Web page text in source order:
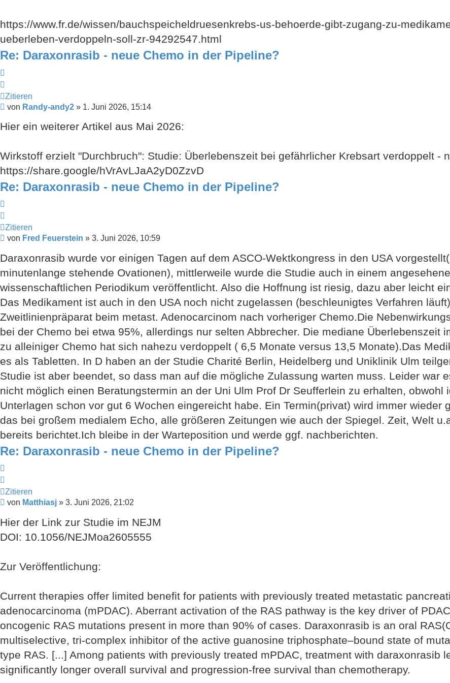
https://www.fr.de/wissen/bauchspeicheldruesenkrebs-us-behoerde-gibt-zugang-zu-
ueberleben-verdoppeln-soll-zr-94292547.html
Re: Daraxonrasib - neue Chemo in der Pipeline?
Zitieren
Beitrag
von Randy-andy2 » 1. Juni 2026, 15:14
Hier ein weiterer Artikel aus Mai 2026:
Wirkstoff erzielt "Durchbruch": Studie: Überlebenszeit bei gefährlicher Krebsart verdoppelt -
https://share.google/hVrAvLJaA2yD0ZzvD
Re: Daraxonrasib - neue Chemo in der Pipeline?
Zitieren
Beitrag
von Fred Feuerstein » 3. Juni 2026, 10:59
Daraxonrasib wurde vor einigen Tagen auf dem ASCO-Wektkongress in den USA vorgestellt(
minutenlange stehende Ovationen), mittlerweile wurde die Studie auch in einem
wissenschaftlichen Periodikum veröffentlicht. Also die Hoffnung ist riesig, dazu aber leicht
Das Medikament ist auch in den USA noch nicht zugelassen (beschleunigtes Verfahren
Zweitlinienpräparat beim metast. Adenocarcinom nach vorheriger Chemo.Die
bei der Chemo bei etwa 95%, allerdings nur selten Abbrecher. Die mediane Überlebenszeit
zu alleiniger Chemo hat sich nahezu verdoppelt ( 6,5 Monate versus 13,5 Monate).Das
es als Tabletten. In D haben an der Studie Charité Berlin, Heidelberg und Uniklinik Ulm
Studie ist aber beendet, so dass man auf die mögliche Zulassung warten muss. Leider war
nicht möglich einen Beratungstermin an der Uni Ulm Prof Dr Seufferlein zu erhalten, obwohl
Unterlagen schon vor gut 6 Wochen eingereicht habe. Ein Termin(privat) wird immer wieder
das bei großem medialem Echo, alle größeren Zeitungen wie auch der Spiegel. Zeit, Welt
bereits berichtet.Ich bleibe in der Warteposition und werde ggf. nachberichten.
Re: Daraxonrasib - neue Chemo in der Pipeline?
Zitieren
Beitrag
von Matthiasj » 3. Juni 2026, 21:02
Hier der Link zur Studie im NEJM
DOI: 10.1056/NEJMoa2605555
Zur Veröffentlichung:
Current therapies offer limited benefit for patients with previously treated metastatic
adenocarcinoma (mPDAC). Aberrant activation of the RAS pathway is the key driver of
oncogenic RAS mutations present in more than 90% of cases. Daraxonrasib is an oral
multiselective, tri-complex inhibitor of the active guanosine triphosphate–bound state of
type RAS. [...] Among patients with previously treated mPDAC, treatment with daraxonrasib
significantly longer overall survival and progression-free survival than chemotherapy.